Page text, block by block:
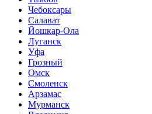
Чебоксары
Салават
Йошкар-Ола
Луганск
Уфа
Грозный
Омск
Смоленск
Арзамас
Мурманск